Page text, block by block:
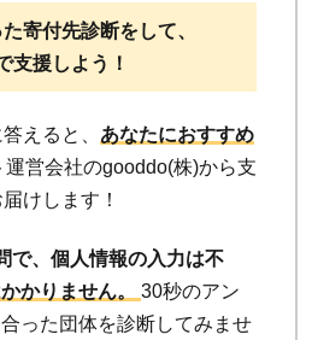
寄付先診断をして、
支援しよう！
えると、 あなたにおすすめ
運営会社のgooddo(株)から支
けします！
で、個人情報の入力は不
かりません。 30秒のアン
った団体を診断してみませ